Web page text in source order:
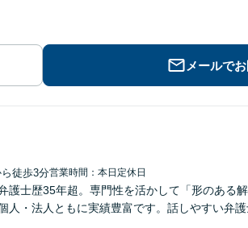
メールで
徒歩3分営業時間：本日定休日
護士歴35年超。専門性を活かして「形のある
人・法人ともに実績豊富です。話しやすい弁